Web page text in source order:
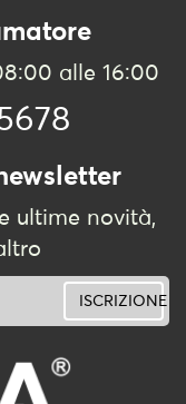
alle 16:00
ultime novità,
ISCRIZIONE